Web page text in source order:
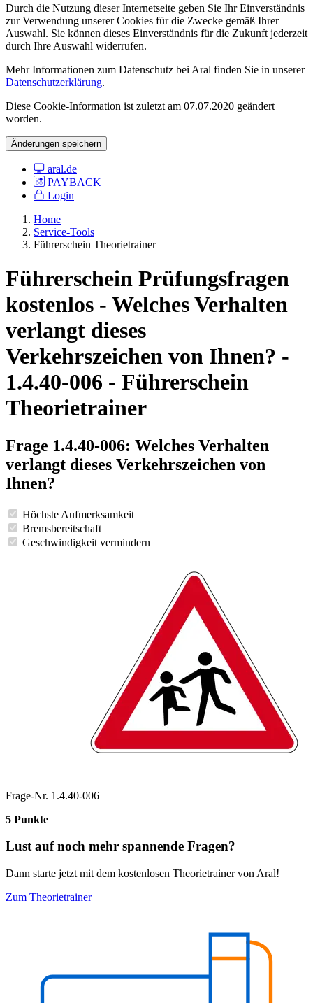
Durch die Nutzung dieser Internetseite geben Sie Ihr Einverständnis
zur Verwendung unserer Cookies für die Zwecke gemäß Ihrer
Auswahl. Sie können dieses Einverständnis für die Zukunft jederzeit
durch Ihre Auswahl widerrufen.
Mehr Informationen zum Datenschutz bei Aral finden Sie in unserer
Datenschutzerklärung.
Diese Cookie-Information ist zuletzt am 07.07.2020 geändert
worden.
Änderungen speichern
aral.de
PAYBACK
Login
Home
Service-Tools
Führerschein Theorietrainer
Führerschein Prüfungsfragen
kostenlos - Welches Verhalten
verlangt dieses
Verkehrszeichen von Ihnen? -
1.4.40-006 - Führerschein
Theorietrainer
Frage 1.4.40-006: Welches Verhalten
verlangt dieses Verkehrszeichen von
Ihnen?
Höchste Aufmerksamkeit
Bremsbereitschaft
Geschwindigkeit vermindern
Frage-Nr. 1.4.40-006
5 Punkte
Lust auf noch mehr spannende Fragen?
Dann starte jetzt mit dem kostenlosen Theorietrainer von Aral!
Zum Theorietrainer